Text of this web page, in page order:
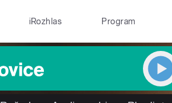
iRozhlas Program